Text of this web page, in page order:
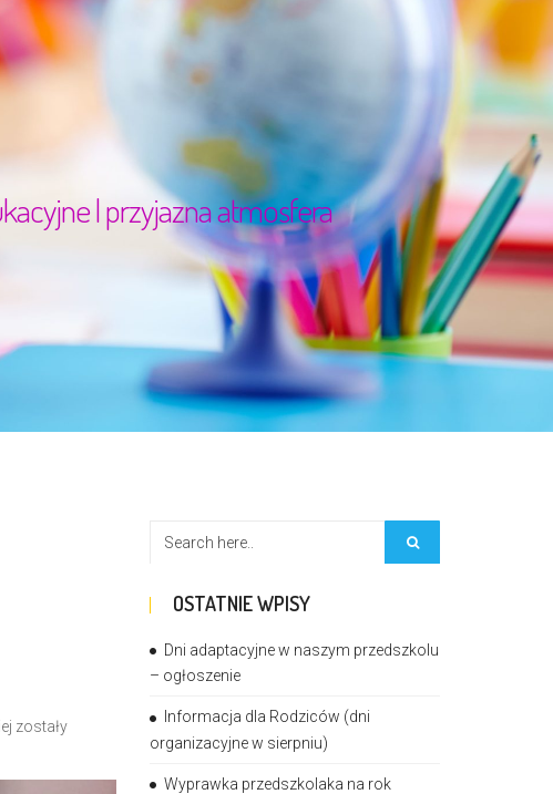
zostały
OSTATNIE WPISY
Dni adaptacyjne w naszym przedszkolu
– ogłoszenie
Informacja dla Rodziców (dni
organizacyjne w sierpniu)
Wyprawka przedszkolaka na rok